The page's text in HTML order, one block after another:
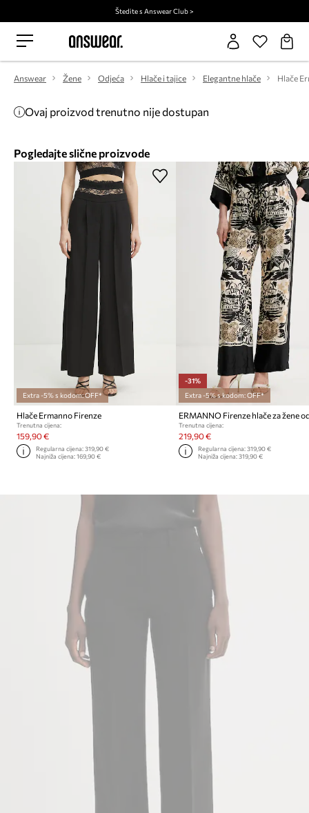
Štedite s Answear Club >
Answear Žene Odjeća Hlače i tajice Elegantne hlače Hlače
Ovaj proizvod trenutno nije dostupan
Pogledajte slične proizvode
Extra -5% s kodom: OFF*
Hlače Ermanno Firenze
Trenutna cijena:
159,90 €
Regularna cijena:319,90 €
Najniža cijena:169,90 €
-31%
Extra -5% s kodom: OFF*
Trenutna cijena:
219,90 €
Regularna cijena: 319,90 €
Najniža cijena: 319,90 €